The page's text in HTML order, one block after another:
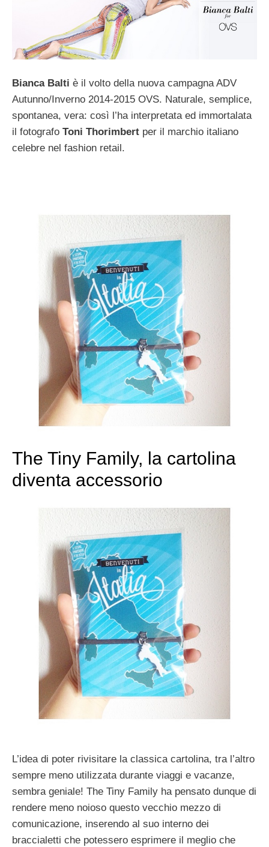
Bianca Balti è il volto della nuova campagna ADV
Autunno/Inverno 2014-2015 OVS. Naturale, semplice,
spontanea, vera: così l’ha interpretata ed immortalata
il fotografo Toni Thorimbert per il marchio italiano
celebre nel fashion retail.
The Tiny Family, la cartolina
diventa accessorio
L’idea di poter rivisitare la classica cartolina, tra l’altro
sempre meno utilizzata durante viaggi e vacanze,
sembra geniale! The Tiny Family ha pensato dunque di
rendere meno noioso questo vecchio mezzo di
comunicazione, inserendo al suo interno dei
braccialetti che potessero esprimere il meglio che